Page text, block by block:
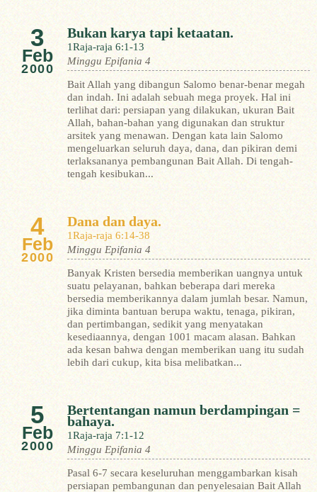
3
Feb
2000
Bukan karya tapi ketaatan.
1Raja-raja 6:1-13
Minggu Epifania 4
Bait Allah yang dibangun Salomo benar-benar megah
dan indah. Ini adalah sebuah mega proyek. Hal ini
terlihat dari: persiapan yang dilakukan, ukuran Bait
Allah, bahan-bahan yang digunakan dan struktur
arsitek yang menawan. Dengan kata lain Salomo
mengeluarkan seluruh daya, dana, dan pikiran demi
terlaksananya pembangunan Bait Allah. Di tengah-
tengah kesibukan...
4
Feb
2000
Dana dan daya.
1Raja-raja 6:14-38
Minggu Epifania 4
Banyak Kristen bersedia memberikan uangnya untuk
suatu pelayanan, bahkan beberapa dari mereka
bersedia memberikannya dalam jumlah besar. Namun,
jika diminta bantuan berupa waktu, tenaga, pikiran,
dan pertimbangan, sedikit yang menyatakan
kesediaannya, dengan 1001 macam alasan. Bahkan
ada kesan bahwa dengan memberikan uang itu sudah
lebih dari cukup, kita bisa melibatkan...
5
Feb
2000
Bertentangan namun berdampingan =
bahaya.
1Raja-raja 7:1-12
Minggu Epifania 4
Pasal 6-7 secara keseluruhan menggambarkan kisah
persiapan pembangunan dan penyelesaian Bait Allah